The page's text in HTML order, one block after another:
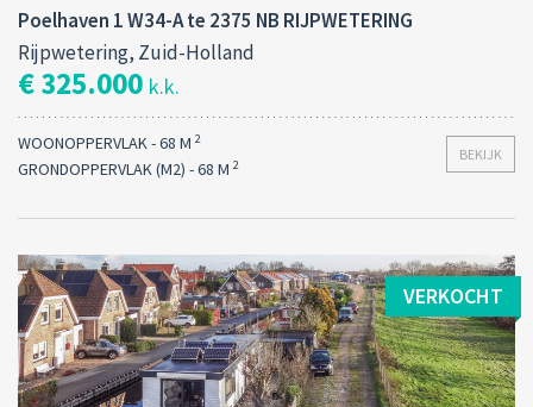
Poelhaven 1 W34-A te 2375 NB RIJPWETERING
Rijpwetering, Zuid-Holland
€ 325.000 k.k.
BEKIJK
WOONOPPERVLAK - 68 M 2
GRONDOPPERVLAK (M2) - 68 M 2
VERKOCHT